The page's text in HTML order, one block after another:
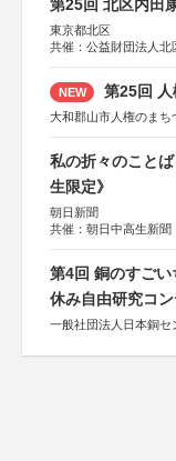
第25回 北区内田
東京都北区
共催：公益財団法人北
協賛：株式会社実業之
NEW 第25回
大和郡山市人権のまち
私の折々のこと
生限定》
朝日新聞
共催：朝日中高生新聞
第4回 銅のすご
休み自由研究コ
一般社団法人日本銅セ